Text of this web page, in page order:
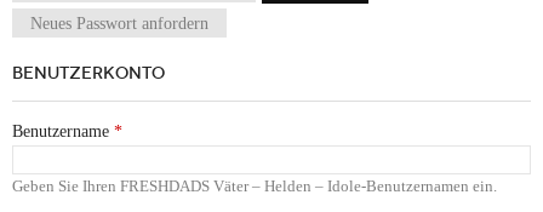
Haupt-Reiter
Neues Passwort anfordern
BENUTZERKONTO
Benutzername *
Geben Sie Ihren FRESHDADS Väter – Helden – Idole-Benutzernamen ein.